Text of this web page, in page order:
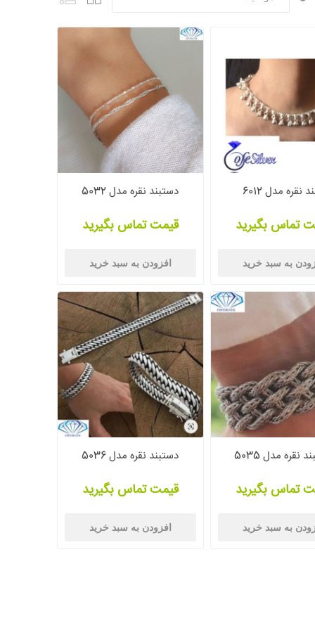
نقره مدل 6012
تماس بگیرید
به سبد خرید
دستبند نقره مدل 5032
قیمت تماس بگیرید
افزودن به سبد خرید
نقره مدل 5035
تماس بگیرید
به سبد خرید
دستبند نقره مدل 5036
قیمت تماس بگیرید
افزودن به سبد خرید